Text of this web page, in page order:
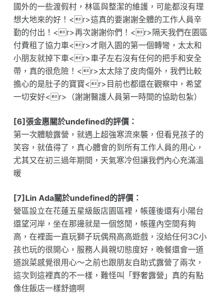
國外的一些渡假村，林區與整潔的維護，可能都沒有理
想大地來的好！<r>這真的要謝謝全體的工作人員辛
勤的付出！<r>再次謝謝你們！<r>隔天我們在園區
付費租了協力車<r>才剛入園的第一個轉彎，太太和
小朋友就掉下車<r>車子左右沒有任何的把手和安全
帶，真的很危險！<r>太太除了皮肉傷外，我們比較
擔心的是肚子的寶寶<r>目前也都還在觀察中，希望
一切安好<r>（謝謝醫護人員第一時間的協助包紮）
[6]張金惠關於undefined的評價：
第一次體驗露營，就遇上超強寒流來襲，但看見孩子的
笑容，就值得了，真心體會的到所有工作人員的用心，
尤其又在初三過年期間，天氣寒冷但讓我們內心充滿溫
暖
[7]Lin Ada關於undefined的評價：
營區設立在花蓮五星級飯店園區裡，帳篷後還有小陽台
還望河岸，坐在那邊就是一個悠閒，帳篷內空間有夠
高，在裡面一直玩獅子玩偶飛高高遊戲，沒給任何3C小
孩也玩的很開心，服務人員親切態度好，晚餐還會一道
道說菜感覺很用心～之前也跟朋友自助式露營了兩次，
這次到這裡真的不一樣，難怪叫「野奢露營」真的有點
像住飯店一樣舒適啊